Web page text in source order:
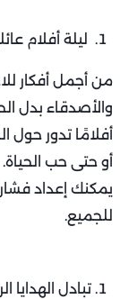
ليلة أفلام
من أجمل أفكار
والأصدقاء بدل
أفلامًا تدور حول
أو حتى حب الحياة.
يمكنك إعداد
للجميع.
تبادل الهدايا